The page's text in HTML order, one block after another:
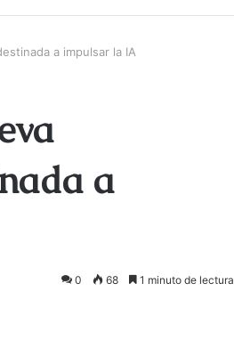
a impulsar la IA
a
0 68 1 minuto de lectura